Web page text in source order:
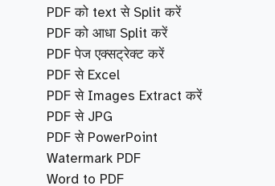
PDF को text से Split करें
PDF को आधा Split करें
PDF पेज एक्सट्रेक्ट करें
PDF से Excel
PDF से Images Extract करें
PDF से JPG
PDF से PowerPoint
Watermark PDF
Word to PDF